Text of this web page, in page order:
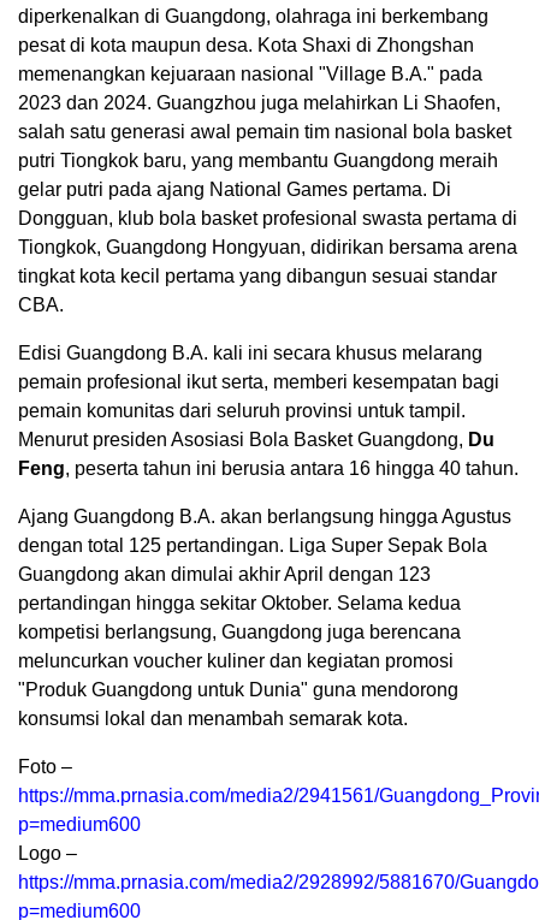
diperkenalkan di Guangdong, olahraga ini berkembang
pesat di kota maupun desa. Kota Shaxi di Zhongshan
memenangkan kejuaraan nasional "Village B.A." pada
2023 dan 2024. Guangzhou juga melahirkan Li Shaofen,
salah satu generasi awal pemain tim nasional bola basket
putri Tiongkok baru, yang membantu Guangdong meraih
gelar putri pada ajang National Games pertama. Di
Dongguan, klub bola basket profesional swasta pertama di
Tiongkok, Guangdong Hongyuan, didirikan bersama arena
tingkat kota kecil pertama yang dibangun sesuai standar
CBA.
Edisi Guangdong B.A. kali ini secara khusus melarang
pemain profesional ikut serta, memberi kesempatan bagi
pemain komunitas dari seluruh provinsi untuk tampil.
Menurut presiden Asosiasi Bola Basket Guangdong, Du
Feng, peserta tahun ini berusia antara 16 hingga 40 tahun.
Ajang Guangdong B.A. akan berlangsung hingga Agustus
dengan total 125 pertandingan. Liga Super Sepak Bola
Guangdong akan dimulai akhir April dengan 123
pertandingan hingga sekitar Oktober. Selama kedua
kompetisi berlangsung, Guangdong juga berencana
meluncurkan voucher kuliner dan kegiatan promosi
"Produk Guangdong untuk Dunia" guna mendorong
konsumsi lokal dan menambah semarak kota.
Foto –
https://mma.prnasia.com/media2/2941561/
p=medium600
Logo –
https://mma.prnasia.com/media2/2928992/5881670/
p=medium600